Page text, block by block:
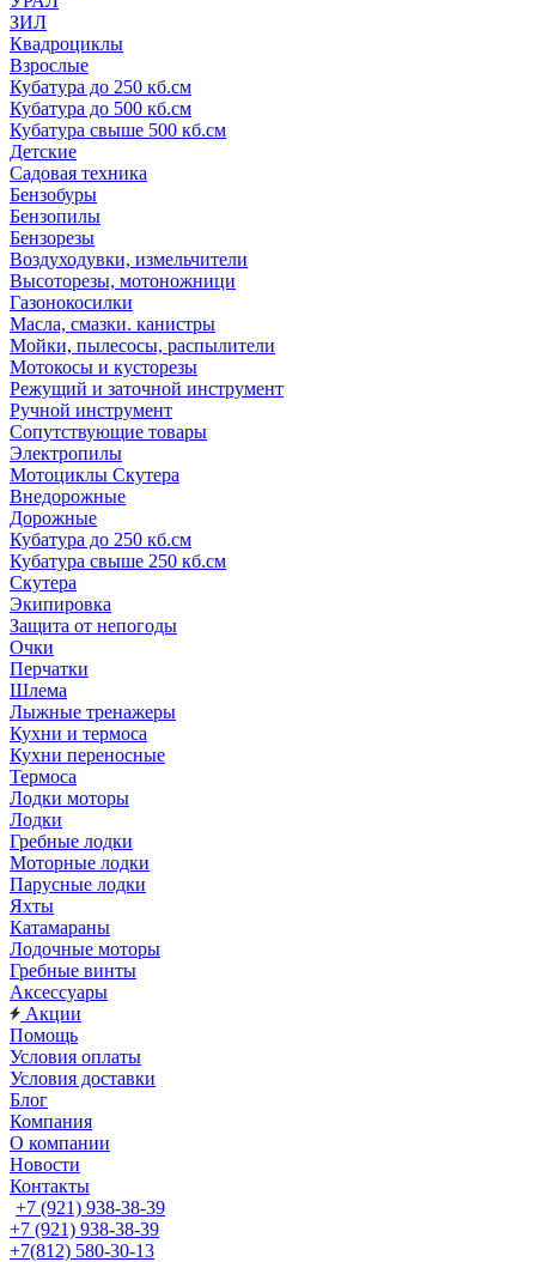
ЗИЛ
Квадроциклы
Взрослые
Кубатура до 250 кб.см
Кубатура до 500 кб.см
Кубатура свыше 500 кб.см
Детские
Садовая техника
Бензобуры
Бензопилы
Бензорезы
Воздуходувки, измельчители
Высоторезы, мотоножници
Газонокосилки
Масла, смазки. канистры
Мойки, пылесосы, распылители
Мотокосы и кусторезы
Режущий и заточной инструмент
Ручной инструмент
Сопутствующие товары
Электропилы
Мотоциклы Скутера
Внедорожные
Дорожные
Кубатура до 250 кб.см
Кубатура свыше 250 кб.см
Скутера
Экипировка
Защита от непогоды
Очки
Перчатки
Шлема
Лыжные тренажеры
Кухни и термоса
Кухни переносные
Термоса
Лодки моторы
Лодки
Гребные лодки
Моторные лодки
Парусные лодки
Яхты
Катамараны
Лодочные моторы
Гребные винты
Аксессуары
Акции
Помощь
Условия оплаты
Условия доставки
Блог
Компания
О компании
Новости
Контакты
+7 (921) 938-38-39
+7 (921) 938-38-39
+7(812) 580-30-13